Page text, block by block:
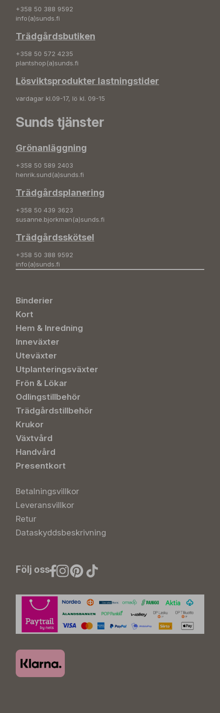
+358 50 388 9592
info(a)sunds.fi
Trädgårdsbutiken
+358 50 572 4235
plantshop(a)sunds.fi
Lösviktsprodukter lastningstider
vardagar kl.09-17, lö kl. 09-15
Sunds tjänster
Grönanläggning
+358 50 589 2403
henrik.sund(a)sunds.fi
Trädgårdsplanering
+358 50 439 3623
susanne.bjorkman(a)sunds.fi
Trädgårdsskötsel
+358 50 388 9592
info(a)sunds.fi
Binderier
Kort
Hem & Inredning
Inneväxter
Uteväxter
Utplanteringsväxter
Frön & Lökar
Odlingstillbehör
Trädgårdstillbehör
Krukor
Växtvård
Handvård
Presentkort
Betalningsvillkor
Leveransvillkor
Retur
Dataskyddsbeskrivning
Följ oss